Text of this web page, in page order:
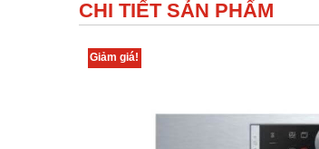
CHI TIẾT SẢN PHẨM
Giảm giá!